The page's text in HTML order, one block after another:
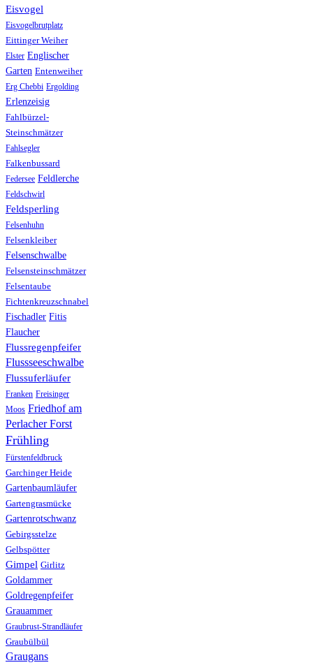
Eisvogel
Eisvogelbrutplatz
Eittinger Weiher
Elster Englischer
Garten Entenweiher
Erg Chebbi Ergolding
Erlenzeisig
Fahlbürzel-
Steinschmätzer
Fahlsegler
Falkenbussard
Federsee Feldlerche
Feldschwirl
Feldsperling
Felsenhuhn
Felsenkleiber
Felsenschwalbe
Felsensteinschmätzer
Felsentaube
Fichtenkreuzschnabel
Fischadler Fitis
Flaucher
Flussregenpfeifer
Flussseeschwalbe
Flussuferläufer
Franken Freisinger
Moos Friedhof am
Perlacher Forst
Frühling
Fürstenfeldbruck
Garchinger Heide
Gartenbaumläufer
Gartengrasmücke
Gartenrotschwanz
Gebirgsstelze
Gelbspötter
Gimpel Girlitz
Goldammer
Goldregenpfeifer
Grauammer
Graubrust-Strandläufer
Graubülbül
Graugans